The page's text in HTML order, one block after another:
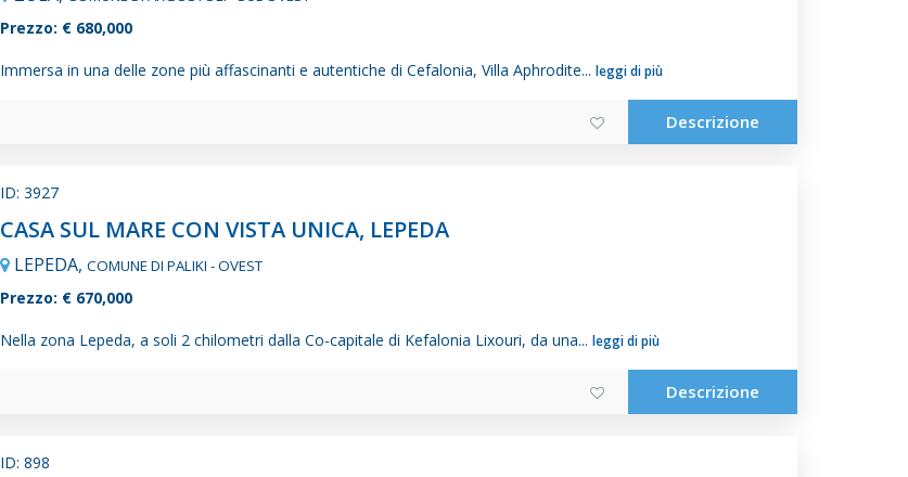
Prezzo: € 680,000
Immersa in una delle zone più affascinanti e autentiche di Cefalonia, Villa Aphrodite... leggi di più
Descrizione
ID: 3927
CASA SUL MARE CON VISTA UNICA, LEPEDA
LEPEDA, COMUNE DI PALIKI - OVEST
Prezzo: € 670,000
Nella zona Lepeda, a soli 2 chilometri dalla Co-capitale di Kefalonia Lixouri, da una... leggi di più
Descrizione
ID: 898